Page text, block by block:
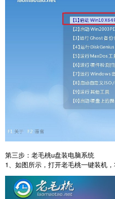
第三步：老毛桃u盘装电脑系统
1、如图所示，打开老毛桃一键装机